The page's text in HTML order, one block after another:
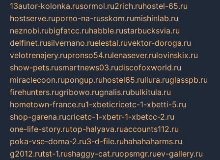
13autor-kolonka.rusormol.ru2rich.ruhostel-65.ru
hostserve.ruporno-na-russkom.rumishinlab.ru
neznobi.rubigfatcc.ruhabble.rustarbucksvia.ru
delfinet.rusilvernano.ruelestal.ruvektor-doroga.ru
velotrenajery.rupronso54.rulenasever.rulovinskix.ru
show-pets.rusmartnews03.rudiscofoxworld.ru
miraclecoon.rupongup.ruhostel65.ruliura.ruglasspb.ru
firehunters.rugribowo.rugnalis.rubulkitula.ru
hometown-france.ru1-xbeticricetc-1-xbetti-5.ru
shop-garena.rucricetc-1-xbetr-1-xbetcc-2.ru
one-life-story.rutop-halyava.ruaccounts112.ru
poka-vse-doma-2.ru3-d-file.ruhahahaharms.ru
g2012.rutst-1.rushaggy-cat.ruopsmgr.ruev-gallery.ru